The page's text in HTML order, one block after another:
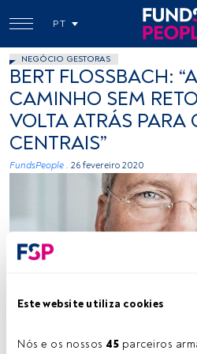
Este website utiliza cookies
Nós e os nossos 45 parceiros
PT
NEGÓCIO GESTORAS
BERT FLOSSBACH:
CAMINHO SEM
VOLTA ATRÁS PARA
CENTRAIS”
FundsPeople . 26 fevereiro 2020
-